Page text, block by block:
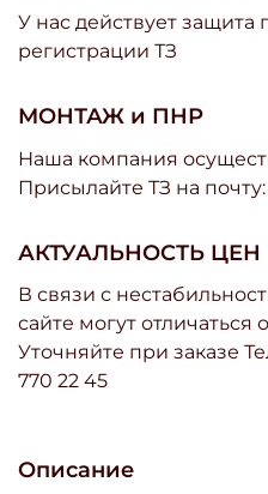
Описание
У нас действует защита
регистрации ТЗ
МОНТАЖ и ПНР
Наша компания
Присылайте ТЗ на
АКТУАЛЬНОСТЬ ЦЕН
В связи с
сайте могут отличаться
Уточняйте при заказе
770 22 45